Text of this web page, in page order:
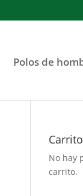
Polos de
Carrito
No hay
carrito.